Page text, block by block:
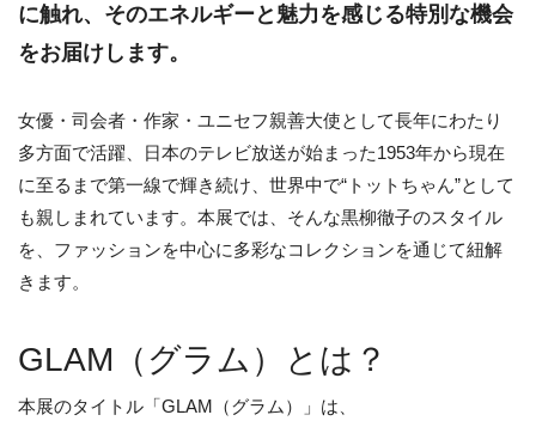
に触れ、そのエネルギーと魅力を感じる特別な機会
をお届けします。
女優・司会者・作家・ユニセフ親善大使として長年にわたり
多方面で活躍、日本のテレビ放送が始まった1953年から現在
に至るまで第一線で輝き続け、世界中で“トットちゃん”として
も親しまれています。本展では、そんな黒柳徹子のスタイル
を、ファッションを中心に多彩なコレクションを通じて紐解
きます。
GLAM（グラム）とは？
本展のタイトル「GLAM（グラム）」は、